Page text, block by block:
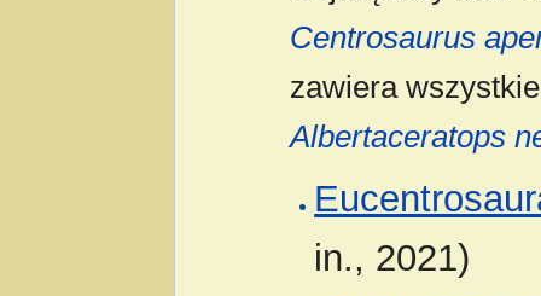
Centrosaurus
zawiera
Albertaceratops
in., 2021)